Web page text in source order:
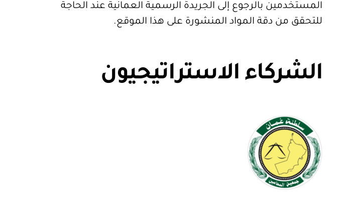
المستخدمين بالرجوع إلى الجريدة الرسمية العمانية عند الحاجة
للتحقق من دقة المواد المنشورة على هذا الموقع.
الشركاء الاستراتيجيون